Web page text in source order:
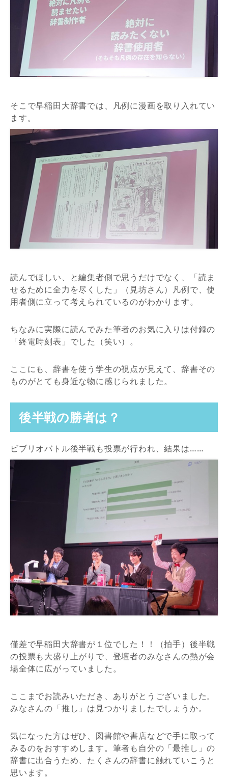
そこで早稲田大辞書では、凡例に漫画を取り入れてい
ます。
読んでほしい、と編集者側で思うだけでなく、「読ま
せるために全力を尽くした」（見坊さん）凡例で、使
用者側に立って考えられているのがわかります。
ちなみに実際に読んでみた筆者のお気に入りは付録の
「終電時刻表」でした（笑い）。
ここにも、辞書を使う学生の視点が見えて、辞書その
ものがとても身近な物に感じられました。
後半戦の勝者は？
ビブリオバトル後半戦も投票が行われ、結果は……
僅差で早稲田大辞書が１位でした！！（拍手）後半戦
の投票も大盛り上がりで、登壇者のみなさんの熱が会
場全体に広がっていました。
ここまでお読みいただき、ありがとうございました。
みなさんの「推し」は見つかりましたでしょうか。
気になった方はぜひ、図書館や書店などで手に取って
みるのをおすすめします。筆者も自分の「最推し」の
辞書に出合うため、たくさんの辞書に触れていこうと
思います。